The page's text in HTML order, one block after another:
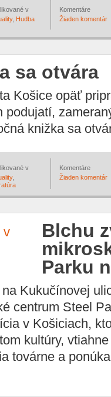
v
, Hudba
Komentáre
Žiaden komentár
sa otvára
Košice opäť
podujatí,
knižka sa
v
,
Komentáre
Žiaden komentár
Blchu
Parku
Kukučínovej
centrum Steel
v Košiciach,
kultúry,
továrne a